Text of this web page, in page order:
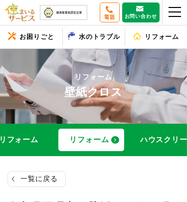
お問い合わせ
電話
お困りごと 水のトラブル リフォーム
リフォーム
壁紙クロス
フォーム リフォーム ハウスクリー
一覧に戻る